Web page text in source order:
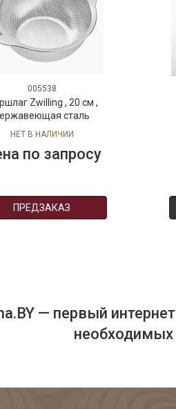
Фартук кухонный
42 руб. 90 коп.
— первый